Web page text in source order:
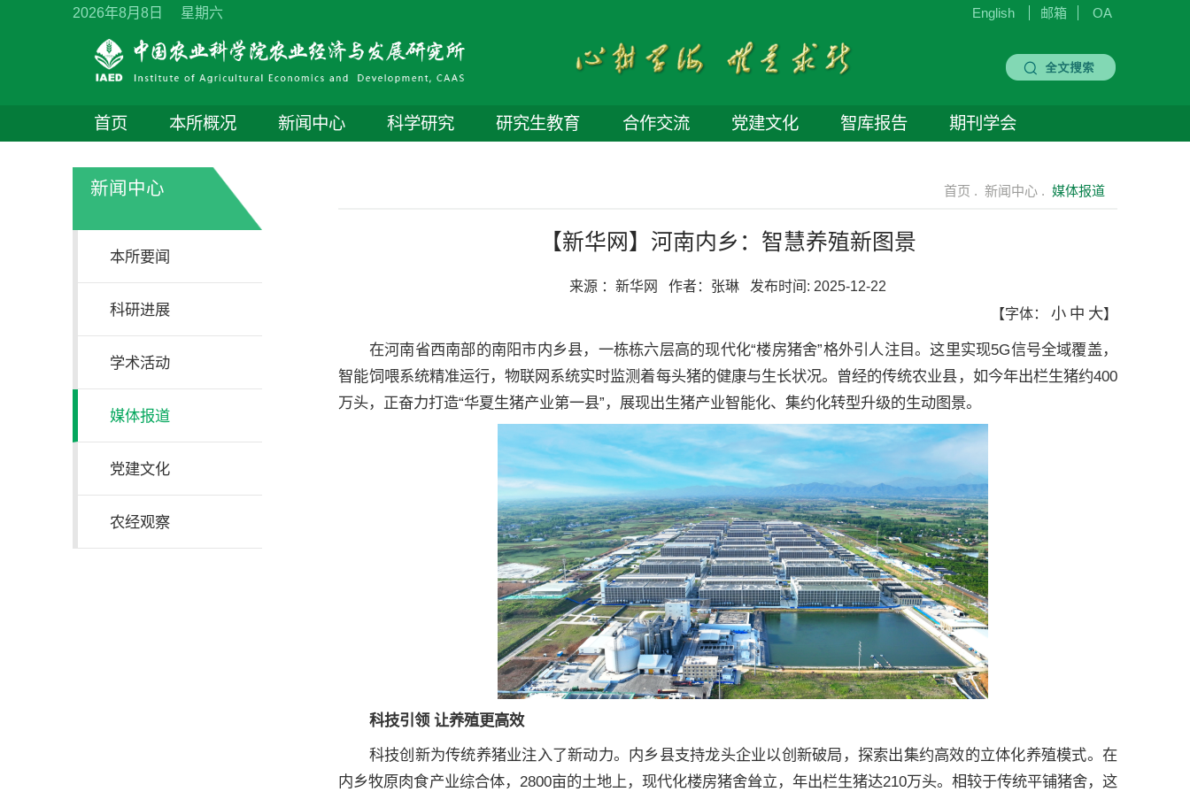
English 邮箱 OA
2026年8月8日 星期六
首页 本所概况 新闻中心 科学研究 研究生教育 合作交流 党建文化 智库报告 期刊学会
新闻中心
本所要闻
科研进展
学术活动
媒体报道
党建文化
农经观察
首页 . 新闻中心 . 媒体报道
【新华网】河南内乡：智慧养殖新图景
来源 ：新华网 作者： 张琳 发布时间: 2025-12-22
【字体： 小 中 大】
在河南省西南部的南阳市内乡县，一栋栋六层高的现代化“楼房猪舍”格外引人注目。这里实现5G信号全域覆盖，
智能饲喂系统精准运行，物联网系统实时监测着每头猪的健康与生长状况。曾经的传统农业县，如今年出栏生猪约400
万头，正奋力打造“华夏生猪产业第一县”，展现出生猪产业智能化、集约化转型升级的生动图景。
科技引领 让养殖更高效
科技创新为传统养猪业注入了新动力。内乡县支持龙头企业以创新破局，探索出集约高效的立体化养殖模式。在
内乡牧原肉食产业综合体，2800亩的土地上，现代化楼房猪舍耸立，年出栏生猪达210万头。相较于传统平铺猪舍，这